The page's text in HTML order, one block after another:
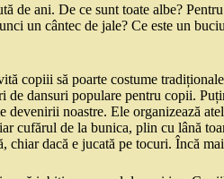
de ani. De ce sunt toate albe?
un cântec de jale? Ce este un
copiii să poarte costume
de dansuri populare pentru copii.
devenirii noastre. Ele organizează
cufărul de la bunica, plin cu lână
dacă e jucată pe tocuri. Încă